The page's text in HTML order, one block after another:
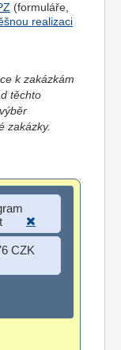
(formuláře,
realizaci
k zakázkám
těchto
zakázky.
CZK